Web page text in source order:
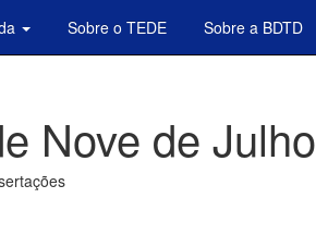
Sobre o TEDE Sobre a BDTD
Nove de Julho